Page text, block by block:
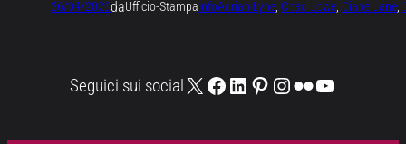
26/04/2026daUfficio-StampaInfoAdrian Lyne, Chad Lowe, Diane Lane,
Seguici sui socialX Facebook
LinkedIn
Pinterest
Instagram
FlickrYouTube